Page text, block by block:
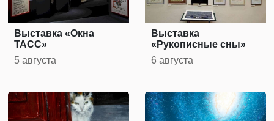
Выставка «Окна
ТАСС»
5 августа
Выставка
«Рукописные сны»
6 августа